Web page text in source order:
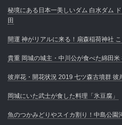
秘境にある日本一美しいダム 白水ダム
田
開運 神がリアルに来る！扇森稲荷神社
貴重 岡城の城主・中川公が食べた綿田
彼岸花・開花状況 2019 七ツ森古墳群 彼
岡城にいた武士が食した料理「氷豆腐」
魚のつかみどりやスイカ割り！中島公園